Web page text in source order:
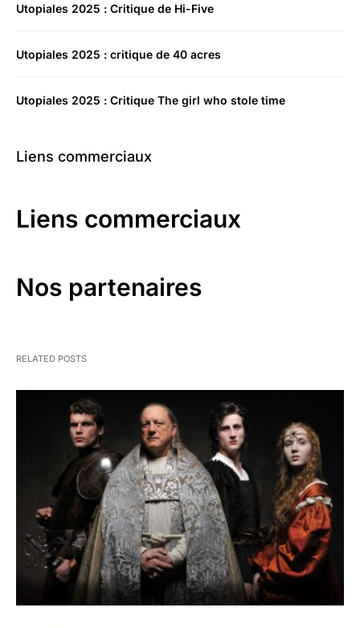
Utopiales 2025 : Critique de Hi-Five
Utopiales 2025 : critique de 40 acres
Utopiales 2025 : Critique The girl who stole time
Liens commerciaux
Liens commerciaux
Nos partenaires
RELATED POSTS